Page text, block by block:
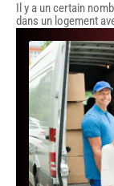
Il y a un certain
dans un logement